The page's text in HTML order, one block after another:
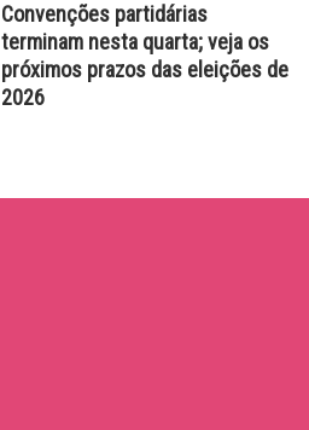
Convenções partidárias
terminam nesta quarta; veja os
próximos prazos das eleições de
2026